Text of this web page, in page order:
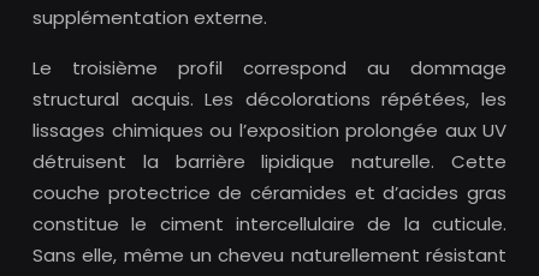
supplémentation externe.
Le troisième profil correspond au dommage
structural acquis. Les décolorations répétées, les
lissages chimiques ou l’exposition prolongée aux UV
détruisent la barrière lipidique naturelle. Cette
couche protectrice de céramides et d’acides gras
constitue le ciment intercellulaire de la cuticule.
Sans elle, même un cheveu naturellement résistant